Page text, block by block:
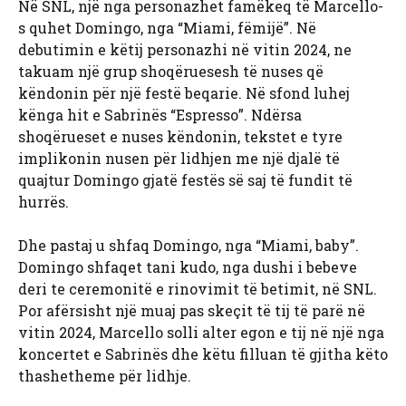
Në SNL, një nga personazhet famëkeq të Marcello-
s quhet Domingo, nga “Miami, fëmijë”. Në
debutimin e këtij personazhi në vitin 2024, ne
takuam një grup shoqëruesesh të nuses që
këndonin për një festë beqarie. Në sfond luhej
kënga hit e Sabrinës “Espresso”. Ndërsa
shoqërueset e nuses këndonin, tekstet e tyre
implikonin nusen për lidhjen me një djalë të
quajtur Domingo gjatë festës së saj të fundit të
hurrës.
Dhe pastaj u shfaq Domingo, nga “Miami, baby”.
Domingo shfaqet tani kudo, nga dushi i bebeve
deri te ceremonitë e rinovimit të betimit, në SNL.
Por afërsisht një muaj pas skeçit të tij të parë në
vitin 2024, Marcello solli alter egon e tij në një nga
koncertet e Sabrinës dhe këtu filluan të gjitha këto
thashetheme për lidhje.